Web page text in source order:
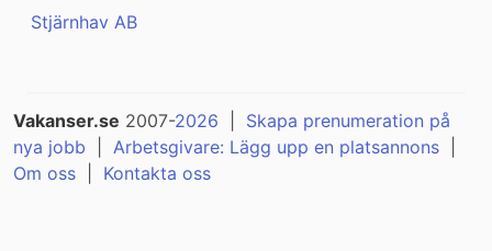
Stjärnhav AB
Vakanser.se 2007-2026
Skapa prenumeration på
nya jobb
Arbetsgivare: Lägg upp en platsannons
Om oss
Kontakta oss